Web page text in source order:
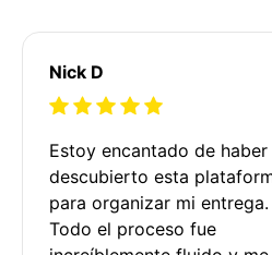
Nick D
Estoy encantado de haber
descubierto esta
para organizar mi entrega.
Todo el proceso fue